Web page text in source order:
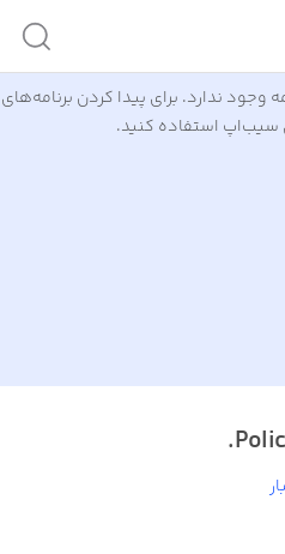
وجود ندارد. برای پیدا کردن برنامه‌های
استفاده کنید.